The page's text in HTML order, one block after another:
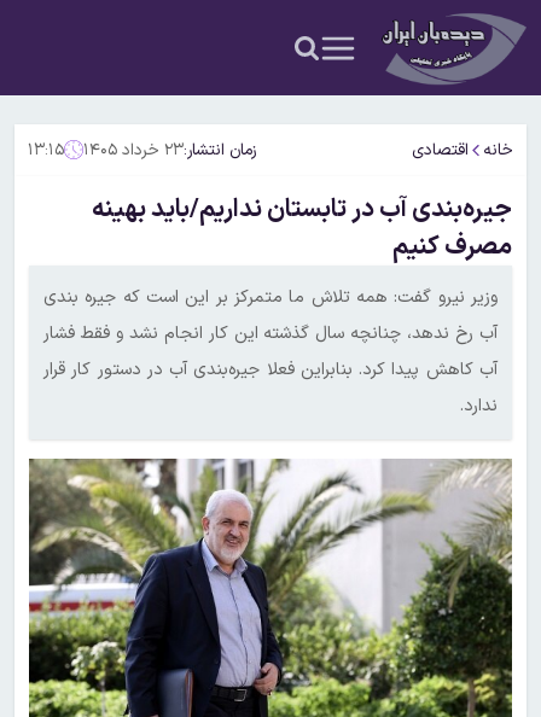
خانه اقتصادی زمان انتشار:۲۳ خرداد ۱۴۰۵ ۱۳:۱۵
جیره‌بندی آب در تابستان نداریم/باید بهینه
مصرف کنیم
وزیر نیرو گفت: همه تلاش ما متمرکز بر این است که جیره بندی
آب رخ ندهد، چنانچه سال گذشته این کار انجام نشد و فقط فشار
آب کاهش پیدا کرد. بنابراین فعلا جیره‌بندی آب در دستور کار قرار
ندارد.